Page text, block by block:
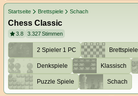
Startseite Brettspiele Schach
Chess Classic
3.8 3.327Stimmen
2 Spieler 1 PC Brettspiele
Denkspiele Klassisch
Puzzle Spiele Schach